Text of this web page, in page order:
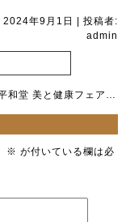
2024年9月1日 | 投稿者:
admin
※ が付いている欄は必